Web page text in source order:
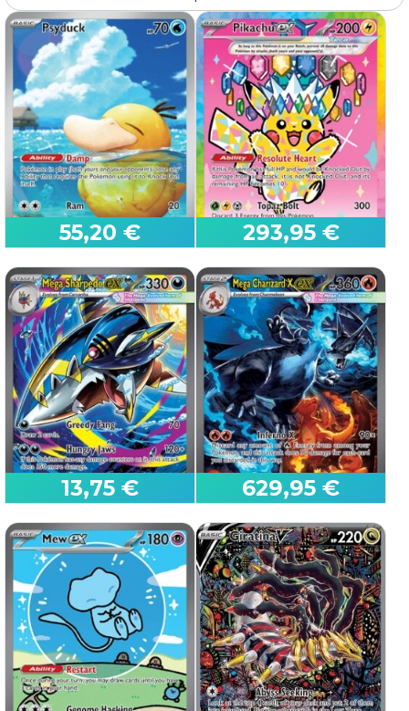
Seleziona la lingua, la condizione e la quantità
che vuoi vendere.
aggiunte al carrello virtuale.
Al termine clicca sul pulsante "Vedi carrello
vendita" per vedere il contenuto del carrello e
procedere con la vendita.
Se hai dubbi:Leggi le istruzioni Pokémon
Psyduck
Ascended Heroes
55,20 €
Pikachu ex
Ascended Heroes
293,95 €
Mega Sharpedo ex
Phantasmal Flames
13,75 €
Mega Charizard X ex
Phantasmal Flames
629,95 €